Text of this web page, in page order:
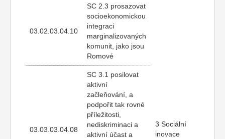
03.02.03.04.10
SC 2.3 prosazovat
socioekonomickou
integraci
marginalizovaných
komunit, jako jsou
Romové
03.03.03.04.08
SC 3.1 posilovat
aktivní
začleňování, a
podpořit tak rovné
příležitosti,
nediskriminaci a
aktivní účast a
3 Sociální
inovace